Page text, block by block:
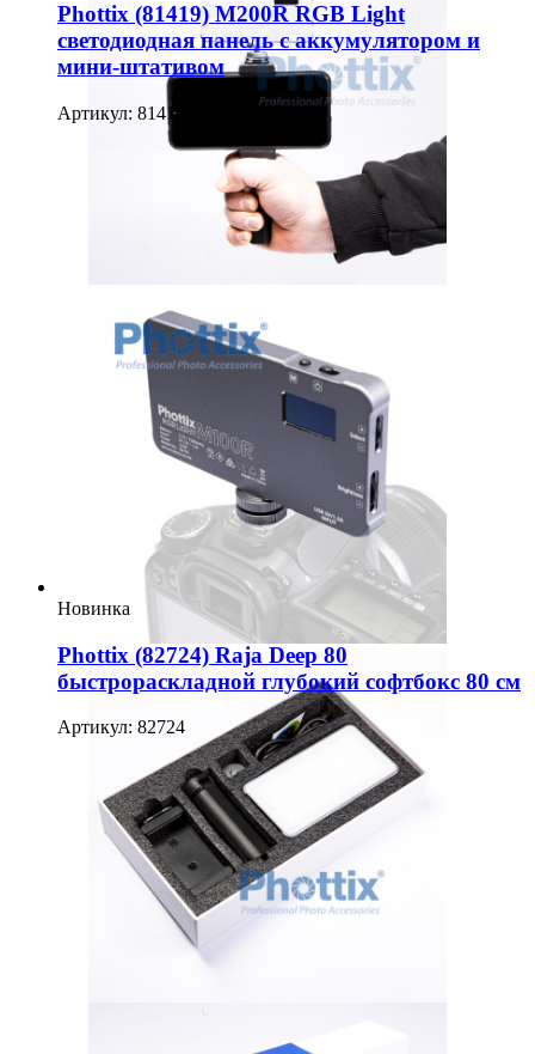
Phottix (81419) M200R RGB Light
светодиодная панель с аккумулятором и
мини-штативом
Артикул: 81419
Новинка
Phottix (82724) Raja Deep 80
быстрораскладной глубокий софтбокс 80 см
Артикул: 82724